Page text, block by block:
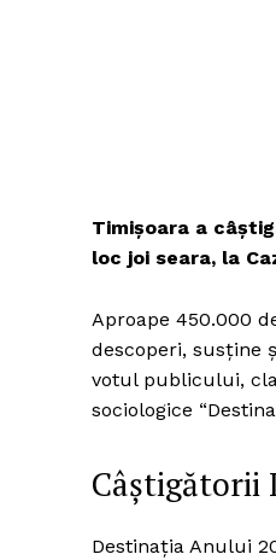
Timișoara a
loc joi seara, la
Aproape 450.000
descoperi, susține
votul publicului,
sociologice
Câștigătorii
Destinația Anului